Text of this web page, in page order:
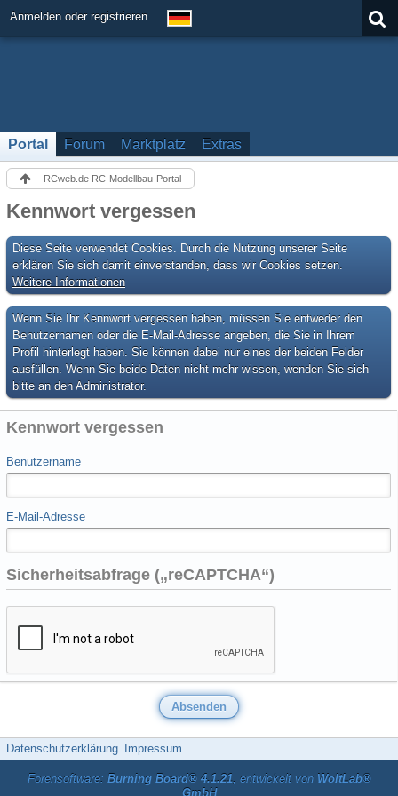
Anmelden oder registrieren
Portal Forum Marktplatz Extras
RCweb.de RC-Modellbau-Portal
Kennwort vergessen
Diese Seite verwendet Cookies. Durch die Nutzung unserer Seite
erklären Sie sich damit einverstanden, dass wir Cookies setzen.
Weitere Informationen
Wenn Sie Ihr Kennwort vergessen haben, müssen Sie entweder den
Benutzernamen oder die E-Mail-Adresse angeben, die Sie in Ihrem
Profil hinterlegt haben. Sie können dabei nur eines der beiden Felder
ausfüllen. Wenn Sie beide Daten nicht mehr wissen, wenden Sie sich
bitte an den Administrator.
Kennwort vergessen
Benutzername
E-Mail-Adresse
Sicherheitsabfrage („reCAPTCHA“)
Datenschutzerklärung Impressum
Forensoftware: Burning Board® 4.1.21, entwickelt von WoltLab®
GmbH